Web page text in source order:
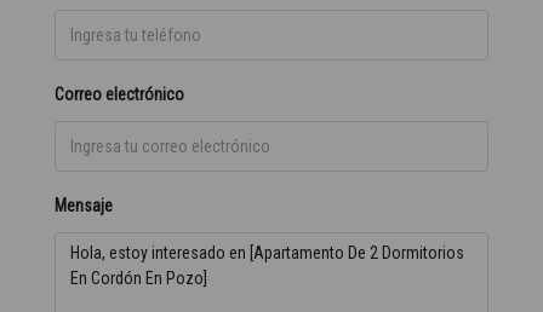
Correo electrónico
Mensaje